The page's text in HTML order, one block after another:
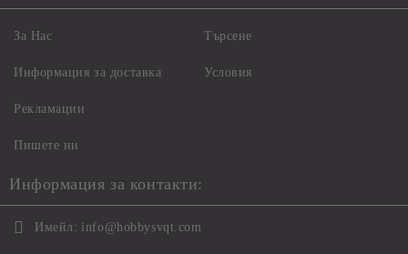
За Нас
Информация за доставка
Рекламации
Пишете ни
Търсене
Условия
Информация за контакти:
Имейл: info@hobbysvqt.com